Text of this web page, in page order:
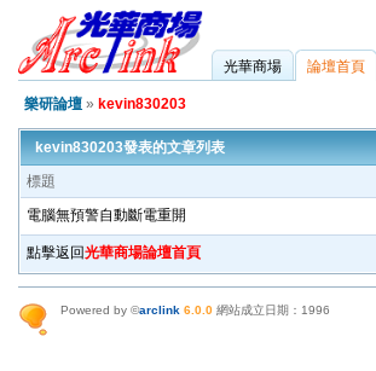
光華商場 論壇首頁
樂研論壇 » kevin830203
kevin830203發表的文章列表
標題
電腦無預警自動斷電重開
點擊返回光華商場論壇首頁
Powered by ©arclink 6.0.0 網站成立日期：1996